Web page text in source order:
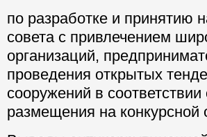
по разработке и принятию
совета с привлечением
организаций,
проведения открытых
сооружений в
размещения на конкурсной